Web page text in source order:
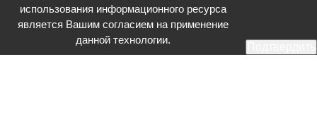
использования информационного ресурса
является Вашим согласием на применение
данной технологии.